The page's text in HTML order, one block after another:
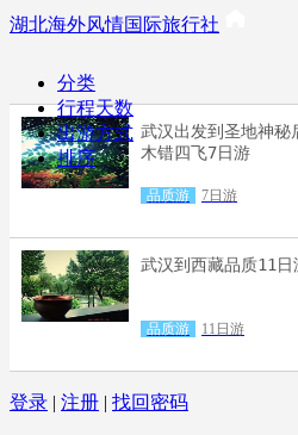
湖北海外风情国际旅行社
分类
行程天数
出游方式
排序
武汉出发到圣地神
木错四飞7日游
品质游 7日游
武汉到西藏品质11日
品质游 11日游
登录 | 注册 | 找回密码